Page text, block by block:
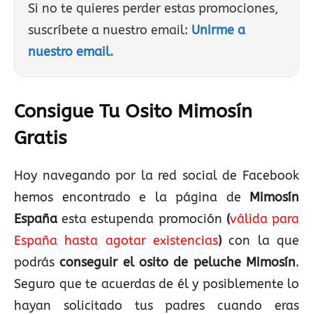
Si no te quieres perder estas promociones,
suscríbete a nuestro email: Unirme a
nuestro email.
Consigue Tu Osito Mimosín
Gratis
Hoy navegando por la red social de Facebook
hemos encontrado e la página de Mimosín
España esta estupenda promoción (válida para
España hasta agotar existencias) con la que
podrásconseguir el osito de peluche Mimosín.
Seguro que te acuerdas de él y posiblemente lo
hayan solicitado tus padres cuando eras